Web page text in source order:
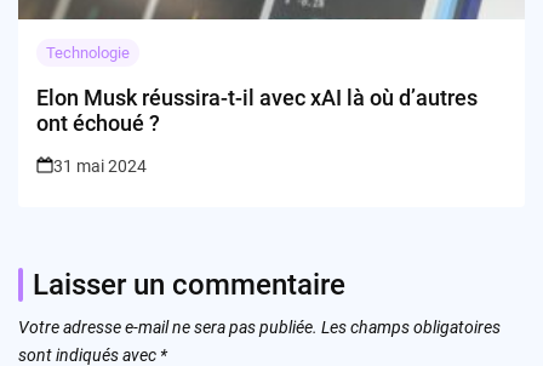
Technologie
Elon Musk réussira-t-il avec xAI là où d’autres
ont échoué ?
31 mai 2024
Laisser un commentaire
Votre adresse e-mail ne sera pas publiée. Les champs obligatoires
sont indiqués avec *